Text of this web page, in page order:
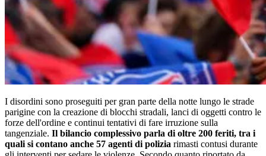
I disordini sono proseguiti per gran parte della notte lungo le strade
parigine con la creazione di blocchi stradali, lanci di oggetti contro le
forze dell'ordine e continui tentativi di fare irruzione sulla
tangenziale. Il bilancio complessivo parla di oltre 200 feriti, tra i
quali si contano anche 57 agenti di polizia rimasti contusi durante